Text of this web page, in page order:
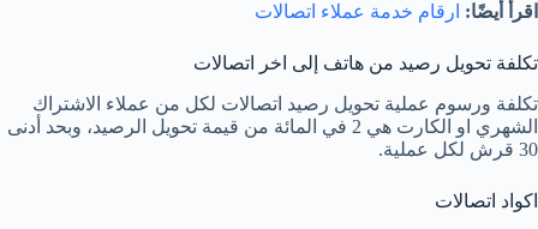
اقرأ أيضًا: ارقام خدمة عملاء اتصالات
تكلفة تحويل رصيد من هاتف إلى اخر اتصالات
تكلفة ورسوم عملية تحويل رصيد اتصالات لكل من عملاء الاشتراك
الشهري او الكارت هي 2 في المائة من قيمة تحويل الرصيد، وبحد أدنى
30 قرش لكل عملية.
اكواد اتصالات